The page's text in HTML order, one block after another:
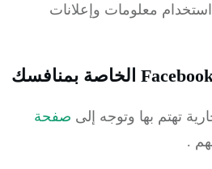
معلومات وإعلانات
بها وتوجه إلى صفحة
.